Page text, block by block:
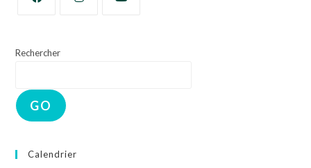
Rechercher
GO
Calendrier